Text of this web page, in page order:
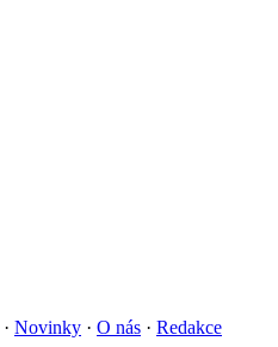
· Novinky · O nás · Redakce